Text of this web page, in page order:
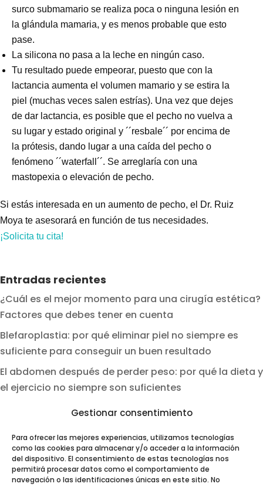
Gestionar consentimiento
Para ofrecer las mejores experiencias, utilizamos tecnologías
como las cookies para almacenar y/o acceder a la información
del dispositivo. El consentimiento de estas tecnologías nos
permitirá procesar datos como el comportamiento de
navegación o las identificaciones únicas en este sitio. No
surco submamario se realiza poca o ninguna lesión en
la glándula mamaria, y es menos probable que esto
pase.
La silicona no pasa a la leche en ningún caso.
Tu resultado puede empeorar, puesto que con la
lactancia aumenta el volumen mamario y se estira la
piel (muchas veces salen estrías). Una vez que dejes
de dar lactancia, es posible que el pecho no vuelva a
su lugar y estado original y ´´resbale´´ por encima de
la prótesis, dando lugar a una caída del pecho o
fenómeno ´´waterfall´´. Se arreglaría con una
mastopexia o elevación de pecho.
Si estás interesada en un aumento de pecho, el Dr. Ruiz
Moya te asesorará en función de tus necesidades.
¡Solicita tu cita!
Entradas recientes
¿Cuál es el mejor momento para una cirugía estética?
Factores que debes tener en cuenta
Blefaroplastia: por qué eliminar piel no siempre es
suficiente para conseguir un buen resultado
El abdomen después de perder peso: por qué la dieta y
el ejercicio no siempre son suficientes
Artículos
Noticias
Novedades